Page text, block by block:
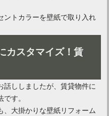
ントカラーを壁紙で取り入れ
カスタマイズ！賃
ししましたが、賃貸物件に
す。
、大掛かりな壁紙リフォーム